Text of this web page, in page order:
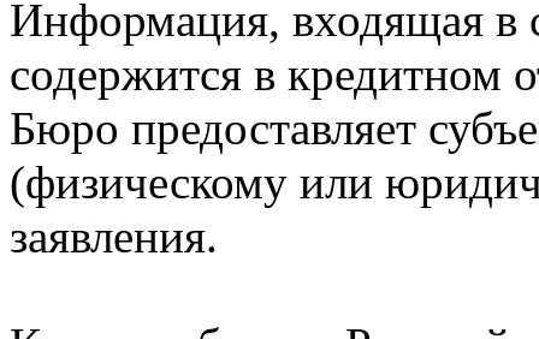
Информация, входящая в
содержится в кредитном
Бюро предоставляет
(физическому или
заявления.